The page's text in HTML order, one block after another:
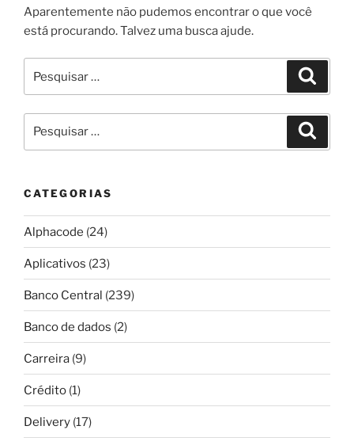
Aparentemente não pudemos encontrar o que você
está procurando. Talvez uma busca ajude.
por:
por:
CATEGORIAS
Alphacode (24)
Aplicativos (23)
Banco Central (239)
Banco de dados (2)
Carreira (9)
Crédito (1)
Delivery (17)